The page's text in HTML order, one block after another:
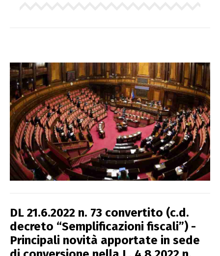
DL 21.6.2022 n. 73 convertito (c.d.
decreto “Semplificazioni fiscali”) -
Principali novità apportate in sede